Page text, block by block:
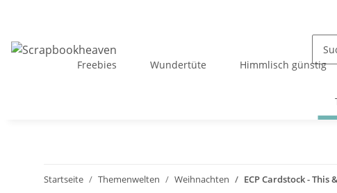
Freebies
Wundertüte Himmlisch günstig
Startseite Themenwelten Weihnachten ECP Cardstock -